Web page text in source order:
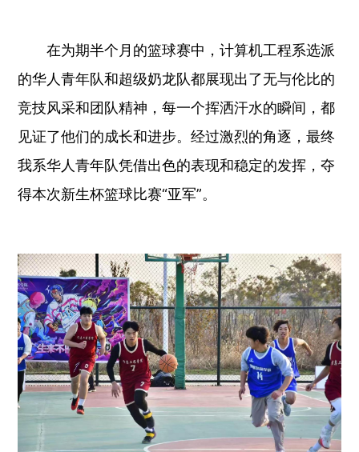
在为期半个月的篮球赛中，计算机工程系选派
的华人青年队和超级奶龙队都展现出了无与伦比的
竞技风采和团队精神，每一个挥洒汗水的瞬间，都
见证了他们的成长和进步。经过激烈的角逐，最终
我系华人青年队凭借出色的表现和稳定的发挥，夺
得本次新生杯篮球比赛“亚军”。